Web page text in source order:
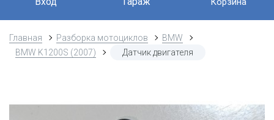
Главная Разборка мотоциклов
BMW
BMW K1200S (2007)
Датчик двигателя